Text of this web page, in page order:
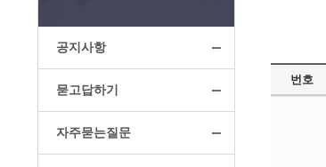
공지사항
묻고답하기
자주묻는질문
번호